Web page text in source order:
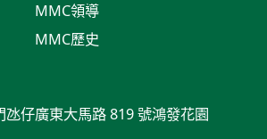
MMC領導
MMC歷史
氹仔廣東大馬路 819 號鴻發花園